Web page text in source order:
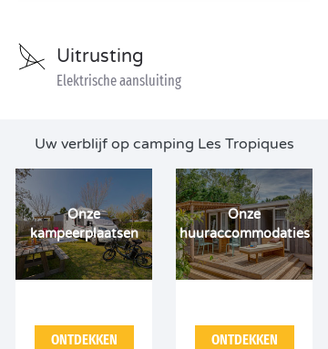
Uitrusting
Elektrische aansluiting
Uw verblijf op camping Les Tropiques
Onze
kampeerplaatsen
ONTDEKKEN
Onze
huuraccommodaties
ONTDEKKEN